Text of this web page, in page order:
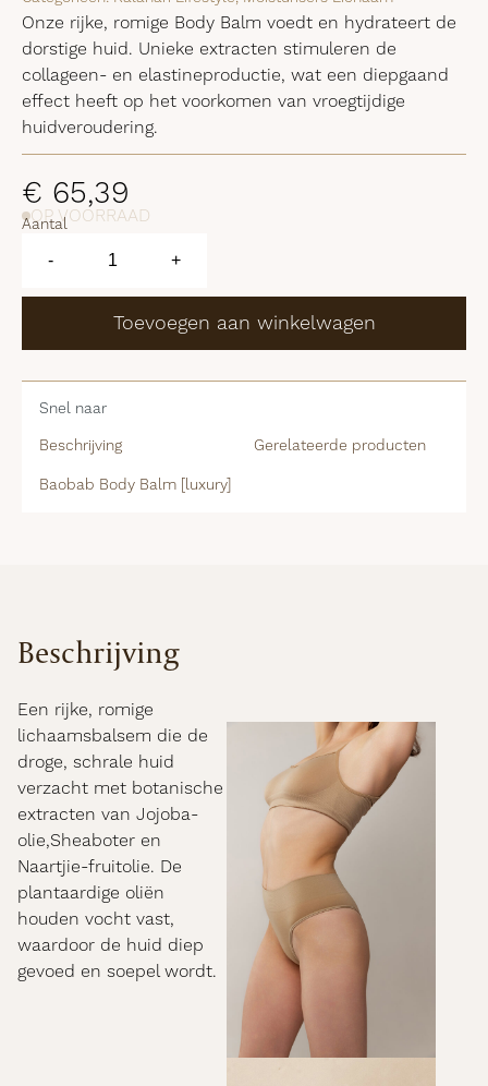
€ 65,39
Snel naar
Beschrijving
Gerelateerde producten
Baobab Body Balm [luxury]
Onze rijke, romige Body Balm voedt en hydrateert de
dorstige huid. Unieke extracten stimuleren de
collageen- en elastineproductie, wat een diepgaand
effect heeft op het voorkomen van vroegtijdige
huidveroudering.
OP VOORRAAD
Aantal
-
Body
[luxury]
+
Toevoegen aan winkelwagen
Beschrijving
Een rijke, romige
lichaamsbalsem die de
droge, schrale huid
verzacht met botanische
extracten van Jojoba-
olie,Sheaboter en
Naartjie-fruitolie. De
plantaardige oliën
houden vocht vast,
waardoor de huid diep
gevoed en soepel wordt.